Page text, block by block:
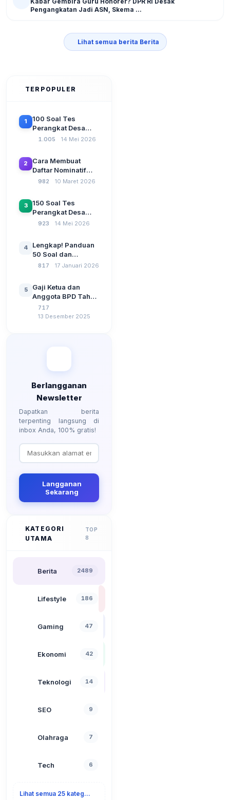
Pengangkatan Jadi ASN, Skema ...
Lihat semua berita Berita
TERPOPULER
1
100 Soal Tes
Perangkat Desa
Terbaru 2026
CAT Berbasis UU
Desa No. 3 Tahun
2024
1.005 14 Mei 2026
2
Cara Membuat
Daftar Nominatif
Siltap di Aplikasi
SPP Pencairan
Dana Desa
982 10 Maret 2026
3
150 Soal Tes
Perangkat Desa
2026: Administrasi
Kebangsaan, dan
Komputer Beserta
Jawaban Paling
923 14 Mei 2026
4
Lengkap! Panduan
50 Soal dan
Jawaban Tes
Berdasarkan UU No
3 Tahun 2024
817 17 Januari 2026
5
Gaji Ketua dan
Anggota BPD Tahun
2026, Berapa
Besarannya? Ada
717
13 Desember 2025
Berlangganan
Newsletter
Dapatkan berita
terpenting langsung di
inbox Anda, 100% gratis!
Langganan
Sekarang
KATEGORI
UTAMA
TOP
8
Berita 2489
Lifestyle 186
Gaming 47
Ekonomi 42
Teknologi 14
SEO 9
Olahraga 7
Tech 6
Lihat semua 25 kategori